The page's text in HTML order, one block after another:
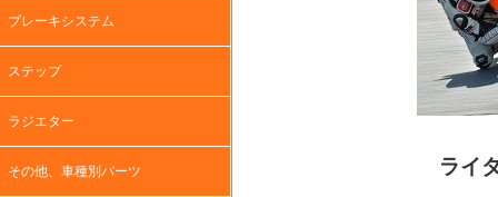
ライ
ブレーキシステム
ステップ
ラジエター
その他、車種別パーツ